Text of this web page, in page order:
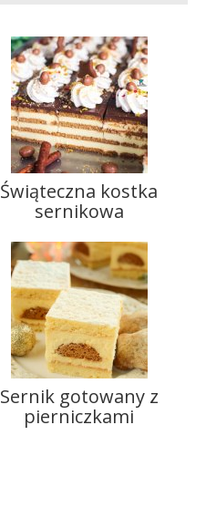
Świąteczna kostka
sernikowa
Sernik gotowany z
pierniczkami